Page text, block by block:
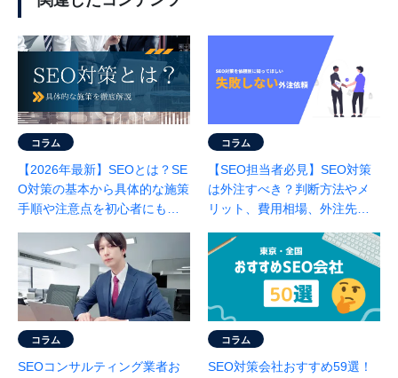
コラム
【2026年最新】SEOとは？SE
O対策の基本から具体的な施策
手順や注意点を初心者にもわ
コラム
【SEO担当者必見】SEO対策
は外注すべき？判断方法やメ
リット、費用相場、外注先の
コラム
SEOコンサルティング業者お
コラム
SEO対策会社おすすめ59選！